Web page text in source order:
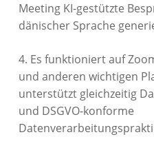
Meeting KI-gestützte
dänischer Sprache
4. Es funktioniert auf
und anderen wichtigen
unterstützt gleichzeitig
und DSGVO-konforme